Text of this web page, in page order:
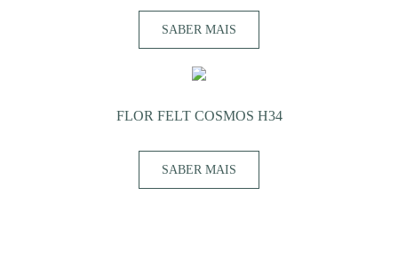
SABER MAIS
FLOR FELT COSMOS H34
SABER MAIS